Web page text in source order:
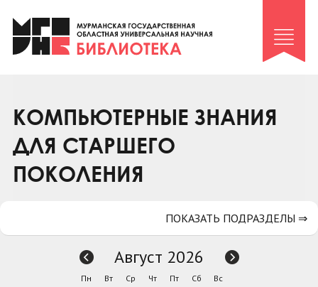
Клуб «Гиря и сельдерей»
Клуб «Семейный архив»
Коллегам
Контакты
КОМПЬЮТЕРНЫЕ ЗНАНИЯ
ДЛЯ СТАРШЕГО
ПОКОЛЕНИЯ
ПОКАЗАТЬ ПОДРАЗДЕЛЫ ⇒
Август 2026
Пн Вт Ср Чт Пт Сб Вс